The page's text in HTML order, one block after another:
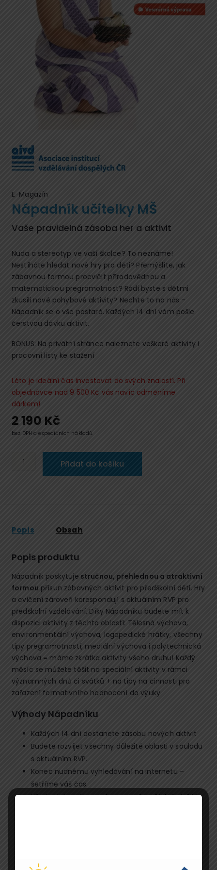
E-Magazín
Nápadník učitelky MŠ
Vaše pravidelná zásoba her a aktivit
Nuda a stereotyp ve vaší školce? To neznáme!
Nestíháte hledat nové hry pro děti? Přemýšlíte, jak
zábavnou formou procvičit přírodovědnou a
matematickou pregramotnost? Rádi byste s dětmi
zkusili nové pohybové aktivity? Nechte to na nás –
Nápadník se o vše postará. Každých 14 dní vám pošle
čerstvou dávku aktivit.
BONUS: Na privátní stránce naleznete veškeré aktivity i
pracovní listy ke stažení
Léto je ideální čas investovat do svých znalostí. Při
objednávce nad 9 500 Kč vás navíc odměníme
dárkem!
2 190 Kč
bez DPH a expedičních nákladů.
Nápadník
Přidat do košíku
Popis Obsah
Popis produktu
Nápadník poskytuje stručnou, přehlednou a atraktivní
formou přísun zábavných aktivit pro předškolní děti. Hry
a cvičení zároveň korespondují s aktuálním RVP pro
předškolní vzdělávání. Díky Nápadníku budete mít k
dispozici aktivity z těchto oblastí: Tělesná výchova,
environmentální výchova, logopedické hrátky, všechny
tipy pregramotností, mediální výchova i polytechnická
výchova = máme zkrátka aktivity všeho druhu! Každý
měsíc se můžete těšit na speciální aktivity v rámci
významných dnů či svátků + na tipy na činnosti pro
zařazení formativního hodnocení do výuky.
Výhody Nápadníku
Každých 14 dní dostanete zásobu nových aktivit
Budete rozvíjet všechny důležité oblasti v souladu
s aktuálním RVP.
Konec nudnému vyhledávání na internetu –
šetříme váš čas.
Vše budete mít ve svém e-mailu – žádné složité